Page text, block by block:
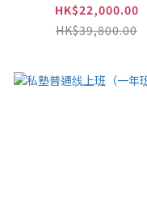
HK$22,000.00
HK$39,800.00